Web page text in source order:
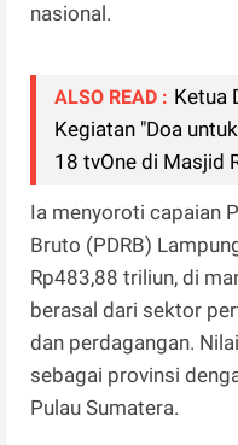
nasional.
ALSO READ : Ketua
Kegiatan "Doa
18 tvOne di Masjid
Ia menyoroti capaian
Bruto (PDRB)
Rp483,88 triliun, di
berasal dari sektor
dan perdagangan.
sebagai provinsi
Pulau Sumatera.